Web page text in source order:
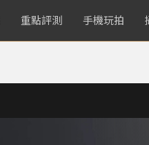
重點評測 手機玩拍